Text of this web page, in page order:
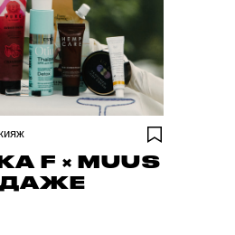
F × MUUS